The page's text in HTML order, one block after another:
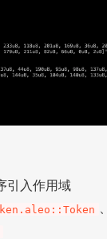
引入作用域